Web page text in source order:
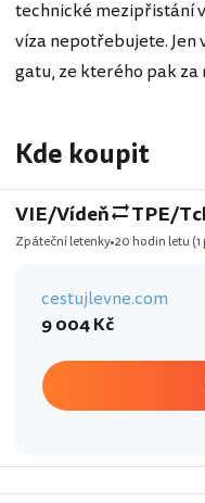
technické mezipřistání
víza nepotřebujete.
gatu, ze kterého pak
Kde koupit
VIE/Vídeň TPE/
Zpáteční letenky 20 hodin letu
cestujlevne.com
9 004 Kč